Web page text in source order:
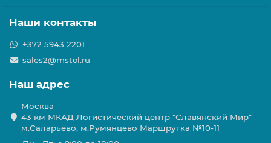
Наши контакты
+372 5943 2201
sales2@mstol.ru
Наш адрес
Москва
43 км МКАД Логистичеcкий центр "Славянский Мир"
м.Саларьево, м.Румянцево Маршрутка №10-11